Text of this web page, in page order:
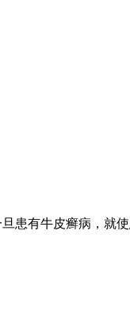
患有牛皮癣病，就